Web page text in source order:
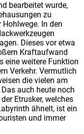
bearbeitet wurde,
zu
In den
Dieses vor etwa
Kraftaufwand
eine weitere Funktion
Verkehr. Vermutlich
die vielen am
auch heute noch
Etrusker, welches
ähnelt, ist ein
und immer